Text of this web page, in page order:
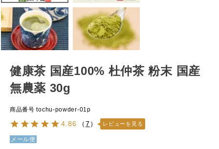
健康茶 国産100% 杜仲茶 粉末 国産
無農薬 30g
商品番号 tochu-powder-01p
4.86 （7 ） レビューを見る
メール便